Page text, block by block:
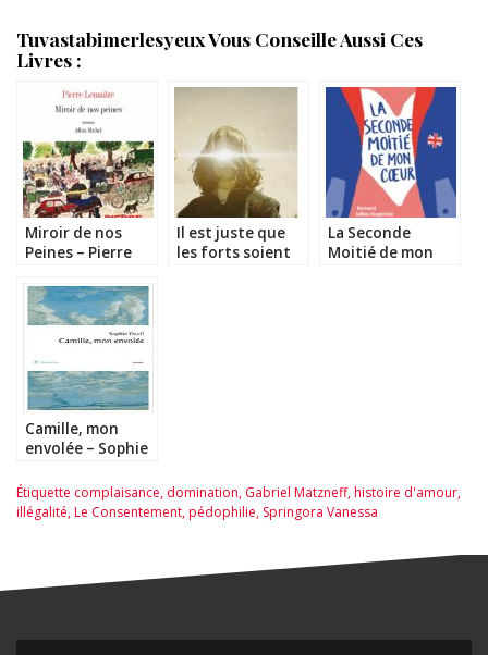
Tuvastabimerlesyeux Vous Conseille Aussi Ces
Livres :
Miroir de nos
Peines – Pierre
Il est juste que
les forts soient
La Seconde
Moitié de mon
Camille, mon
envolée – Sophie
Étiquette complaisance, domination, Gabriel Matzneff,histoire d'amour,
illégalité,Le Consentement,pédophilie, Springora Vanessa